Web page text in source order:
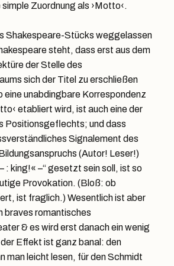
Zuordnung als ›Motto‹.
Shakespeare-Stücks weggelassen
steht, dass erst aus dem
der Stelle des
sich der Titel zu erschließen
eine unabdingbare Korrespondenz
etabliert wird, ist auch eine der
Positionsgeflechts; und dass
Signalement des
(Autor! Leser!)
: king!« –“ gesetzt sein soll, ist so
Provokation. (Bloß: ob
ist fraglich.) Wesentlich ist aber
braves romantisches
& es wird erst danach ein wenig
Effekt ist ganz banal: den
man leicht lesen, für den Schmidt